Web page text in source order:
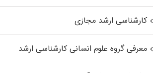
کارشناسی ارشد مجازی
معرفی گروه علوم انسانی کارشناسی ارشد